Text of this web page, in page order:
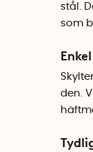
stål.
som
den.